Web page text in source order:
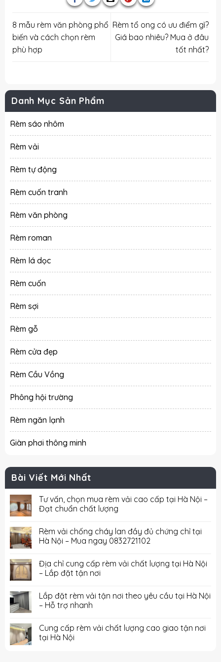
8 mẫu rèm văn phòng phổ
biến và cách chọn rèm
phù hợp
Rèm tổ ong có ưu điểm gì?
Giá bao nhiêu? Mua ở đâu
tốt nhất?
Danh Mục Sản Phẩm
Rèm sáo nhôm
Rèm vải
Rèm tự động
Rèm cuốn tranh
Rèm văn phòng
Rèm roman
Rèm lá dọc
Rèm cuốn
Rèm sợi
Rèm gỗ
Rèm cửa đẹp
Rèm Cầu Vồng
Phông hội trường
Rèm ngăn lạnh
Giàn phơi thông minh
Bài Viết Mới Nhất
Tư vấn, chọn mua rèm vải cao cấp tại Hà Nội –
Đạt chuẩn chất lượng
Rèm vải chống cháy lan đầy đủ chứng chỉ tại
Hà Nội – Mua ngay 0832721102
Địa chỉ cung cấp rèm vải chất lượng tại Hà Nội
– Lắp đặt tận nơi
Lắp đặt rèm vải tận nơi theo yêu cầu tại Hà Nội
– Hỗ trợ nhanh
Cung cấp rèm vải chất lượng cao giao tận nơi
tại Hà Nội